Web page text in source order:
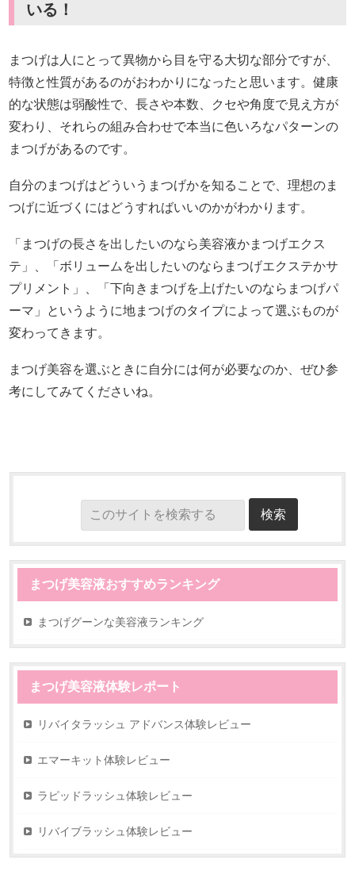
いる！
まつげは人にとって異物から目を守る大切な部分ですが、
特徴と性質があるのがおわかりになったと思います。健康
的な状態は弱酸性で、長さや本数、クセや角度で見え方が
変わり、それらの組み合わせで本当に色いろなパターンの
まつげがあるのです。
自分のまつげはどういうまつげかを知ることで、理想のま
つげに近づくにはどうすればいいのかがわかります。
「まつげの長さを出したいのなら美容液かまつげエクス
テ」、「ボリュームを出したいのならまつげエクステかサ
プリメント」、「下向きまつげを上げたいのならまつげパ
ーマ」というように地まつげのタイプによって選ぶものが
変わってきます。
まつげ美容を選ぶときに自分には何が必要なのか、ぜひ参
考にしてみてくださいね。
まつげ美容液おすすめランキング
まつげグーンな美容液ランキング
まつげ美容液体験レポート
リバイタラッシュ アドバンス体験レビュー
エマーキット体験レビュー
ラピッドラッシュ体験レビュー
リバイブラッシュ体験レビュー